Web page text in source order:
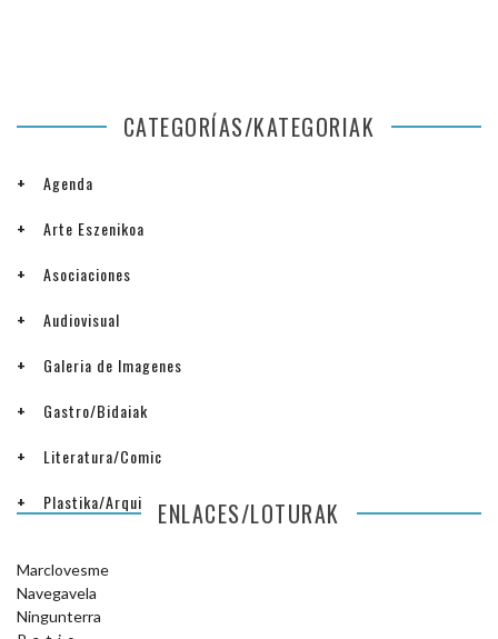
CATEGORÍAS/KATEGORIAK
Agenda
Arte Eszenikoa
Asociaciones
Audiovisual
Galeria de Imagenes
Gastro/Bidaiak
Literatura/Comic
Plastika/ArquitecturaENLACES/LOTURAK
Marclovesme
Navegavela
Ningunterra